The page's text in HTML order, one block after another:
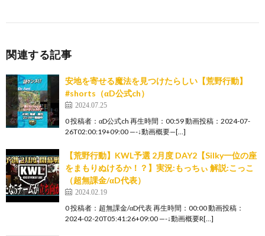
関連する記事
安地を寄せる魔法を見つけたらしい【荒野行動】
#shorts（αD公式ch）
2024.07.25
0 投稿者：αD公式ch 再生時間：00:59 動画投稿：2024-07-
26T02:00:19+09:00 —-↓動画概要—[…]
【荒野行動】KWL予選 2月度 DAY2【Silky一位の座
をまもりぬけるか！？】実況:もっちぃ 解説:こっこ
（超無課金/αD代表）
2024.02.19
0 投稿者：超無課金/αD代表 再生時間：00:00 動画投稿：
2024-02-20T05:41:26+09:00 —-↓動画概要R[…]